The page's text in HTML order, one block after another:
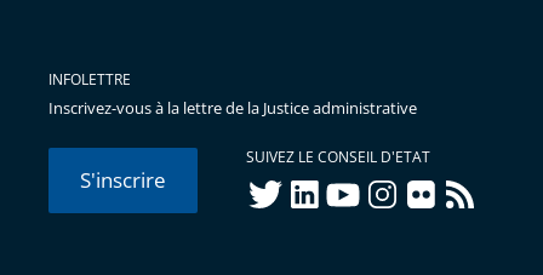
INFOLETTRE
Inscrivez-vous à la lettre de la Justice administrative
S'inscrire
SUIVEZ LE CONSEIL D'ETAT
twitterlinkedInyoutubeinstagram
flickr rss